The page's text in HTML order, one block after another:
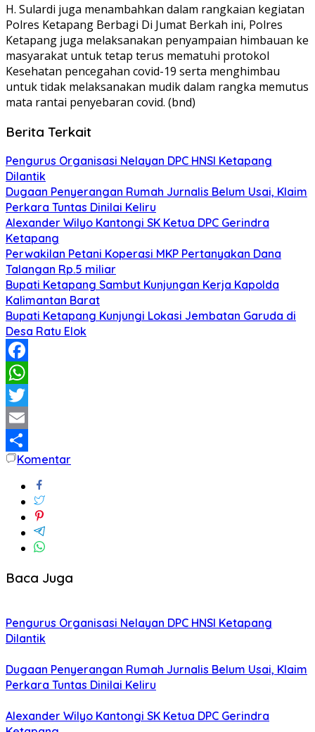
H. Sulardi juga menambahkan dalam rangkaian kegiatan
Polres Ketapang Berbagi Di Jumat Berkah ini, Polres
Ketapang juga melaksanakan penyampaian himbauan ke
masyarakat untuk tetap terus mematuhi protokol
Kesehatan pencegahan covid-19 serta menghimbau
untuk tidak melaksanakan mudik dalam rangka memutus
mata rantai penyebaran covid. (bnd)
Berita Terkait
Pengurus Organisasi Nelayan DPC HNSI Ketapang
Dilantik
Dugaan Penyerangan Rumah Jurnalis Belum Usai, Klaim
Perkara Tuntas Dinilai Keliru
Alexander Wilyo Kantongi SK Ketua DPC Gerindra
Ketapang
Perwakilan Petani Koperasi MKP Pertanyakan Dana
Talangan Rp.5 miliar
Bupati Ketapang Sambut Kunjungan Kerja Kapolda
Kalimantan Barat
Bupati Ketapang Kunjungi Lokasi Jembatan Garuda di
Desa Ratu Elok
Facebook
WhatsApp
Twitter
Email
Share
Komentar
Baca Juga
Pengurus Organisasi Nelayan DPC HNSI Ketapang
Dilantik
Dugaan Penyerangan Rumah Jurnalis Belum Usai, Klaim
Perkara Tuntas Dinilai Keliru
Alexander Wilyo Kantongi SK Ketua DPC Gerindra